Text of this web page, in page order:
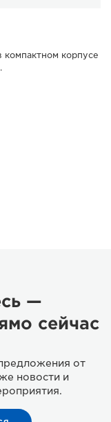
корпусе
—
сейчас
от
новости и